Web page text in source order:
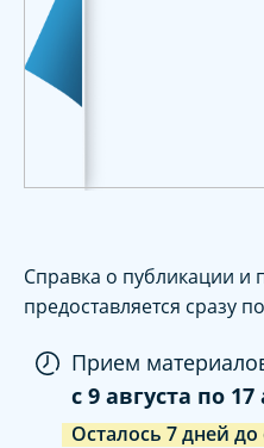
Справка о публикации и
предоставляется сразу
Прием
c 9 августа по 17
Осталось 7дней до